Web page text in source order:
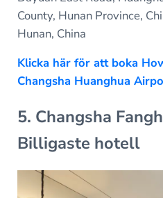
County, Hunan Province,
Hunan, China
Klicka här för att boka
Changsha Huanghua
5. Changsha
Billigaste hotell